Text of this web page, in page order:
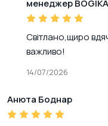
менеджер
Світлано,щиро
важливо!
14/07/2026
Анюта Боднар